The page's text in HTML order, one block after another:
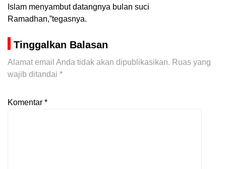
Islam menyambut datangnya bulan suci
Ramadhan,”tegasnya.
Tinggalkan Balasan
Alamat email Anda tidak akan dipublikasikan. Ruas yang
wajib ditandai *
Komentar *